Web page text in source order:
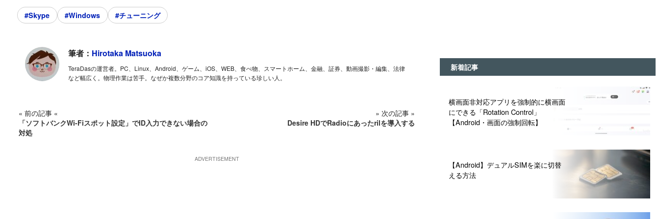
#Skype #Windows #チューニング
筆者： Hirotaka Matsuoka
TeraDasの運営者。PC、Linux、Android、ゲーム、iOS、WEB、食べ物、スマートホーム、金融、証券、動画撮影・編集、法律
など幅広く。物理作業は苦手。なぜか複数分野のコア知識を持っている珍しい人。
« 前の記事 «
「ソフトバンクWi-Fiスポット設定」でID入力できない場合の
対処
» 次の記事 »
Desire HDでRadioにあったrilを導入する
新着記事
横画面非対応アプリを強制的に横画面
にできる「Rotation Control」
【Android・画面の強制回転】
【Android】デュアルSIMを楽に切替
える方法